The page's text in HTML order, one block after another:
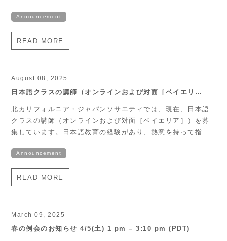
flyers for each event for you to share with your
students, colleagues, or anyone that you think may be
interested! Sonoma State […]
Announcement
READ MORE
August 08, 2025
日本語クラスの講師（オンラインおよび対面［ベイエリ
北カリフォルニア・ジャパンソサエティでは、現在、日本語
クラスの講師（オンラインおよび対面［ベイエリア］）を募
集しています。日本語教育の経験があり、熱意を持って指導
メールアドレスまでお送りください。
tutoring@usajapan.org 詳細はこちらをご覧ください：
https://www.usajapan.org/japanese-language-classes/
experienced Japanese language instructors for
both online and in-person classes (Bay Area). We
Announcement
READ MORE
March 09, 2025
春の例会のお知らせ 4/5(土) 1 pm – 3:10 pm (PDT)